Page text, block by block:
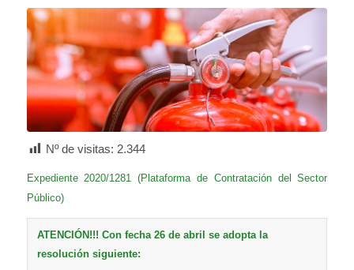
Nº de visitas: 2.344
Expediente 2020/1281 (Plataforma de Contratación del Sector
Público)
ATENCIÓN!!! Con fecha 26 de abril se adopta la
resolución siguiente: